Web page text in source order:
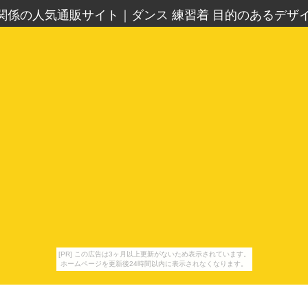
[PR] この広告は3ヶ月以上更新がないため表示されています。
ホームページを更新後24時間以内に表示されなくなります。
係の人気通販サイト ダンス 練習着 目的のあるデザ